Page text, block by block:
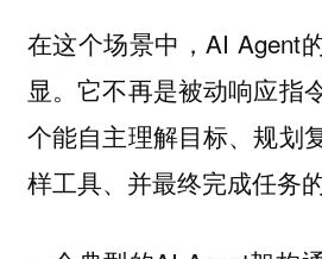
在这个场景中，AI Agent
显。它不再是被动响应指
个能自主理解目标、规划
样工具、并最终完成任务